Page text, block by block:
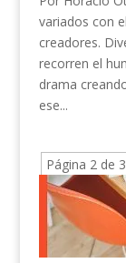
variados con
creadores.
recorren el
drama
ese...
Página 2 de 3